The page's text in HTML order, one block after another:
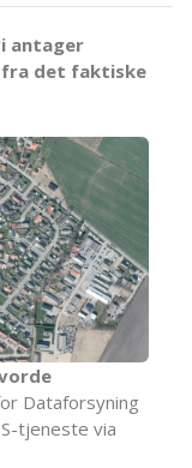
antager
fra det faktiske
Dataforsyning
tjeneste via